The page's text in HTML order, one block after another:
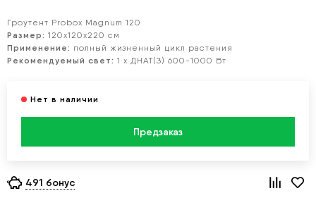
Гроутент Probox Magnum 120
Размер: 120х120x220 см
Применение: полный жизненный цикл растения
Рекомендуемый свет: 1 х ДНАТ(З) 600-1000 Вт
Предзаказ
491 бонус